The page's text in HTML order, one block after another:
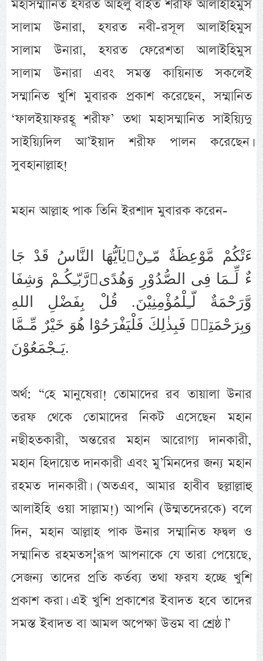
মহাসম্মানিত হযরত আহলু বাইত শরীফ আলাইহিমুস
সালাম উনারা, হযরত নবী-রসূল আলাইহিমুস
সালাম উনারা, হযরত ফেরেশতা আলাইহিমুস
সালাম উনারা এবং সমস্ত কায়িনাত সকলেই
সম্মানিত খুশি মুবারক প্রকাশ করেছেন, সম্মানিত
‘ফালইয়াফরহূ শরীফ’ তথা মহাসম্মানিত সাইয়্যিদু
সাইয়্যিদিল আ’ইয়াদ শরীফ পালন করেছেন।
সুবহানাল্লাহ!
মহান আল্লাহ পাক তিনি ইরশাদ মুবারক করেন-
يٰاَيُّهَا النَّاسُ قَدْ جَاءَتْكُمْ مَّوْعِظَةٌ مّـِنْ
رَّبّـِكُـمْ وَشِفَاءٌ لِّـمَا فِى الصُّدُوْرِ وَهُدًى
وَّرَحْمَةٌ لّـِلْمُؤْمِنِيْنَ. قُلْ بِفَضْلِ اللهِ
وَبِرَحْمَتِهٖ فَبِذٰلِكَ فَلْيَفْرَحُوْا هُوَ خَيْرٌ مِّـمَّا
يَـجْمَعُوْنَ.
অর্থ: “হে মানুষেরা! তোমাদের রব তায়ালা উনার
তরফ থেকে তোমাদের নিকট এসেছেন মহান
নছীহতকারী, অন্তরের মহান আরোগ্য দানকারী,
মহান হিদায়েত দানকারী এবং মু’মিনদের জন্য মহান
রহমত দানকারী। (অতএব, আমার হাবীব ছল্লাল্লাহু
আলাইহি ওয়া সাল্লাম!) আপনি (উম্মতদেরকে) বলে
দিন, মহান আল্লাহ পাক উনার সম্মানিত ফদ্বল ও
সম্মানিত রহমতস¦রূপ আপনাকে যে তারা পেয়েছে,
সেজন্য তাদের প্রতি কর্তব্য তথা ফরয হচ্ছে খুশি
প্রকাশ করা। এই খুশি প্রকাশের ইবাদত হবে তাদের
সমস্ত ইবাদত বা আমল অপেক্ষা উত্তম বা শ্রেষ্ঠ।”